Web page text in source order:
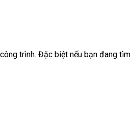
trình. Đặc biệt nếu bạn đang tìm